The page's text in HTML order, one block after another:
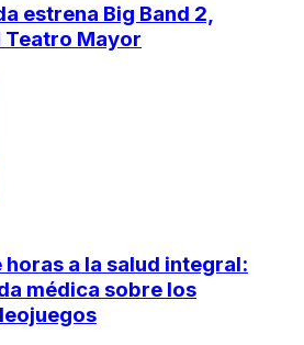
estrena Big Band 2,
Teatro Mayor
horas a la salud integral:
médica sobre los